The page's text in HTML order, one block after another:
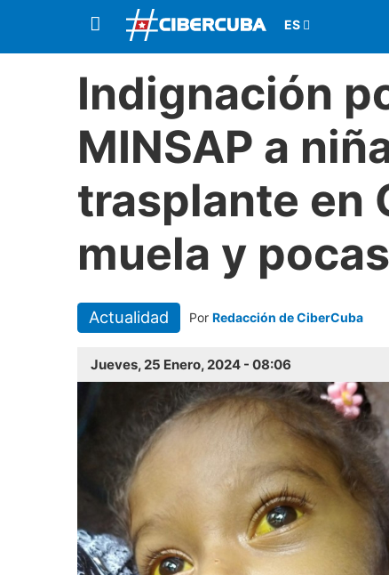
Indignación
MINSAP a
trasplante en
muela y
Actualidad Por Redacción de CiberCuba
Jueves, 25 Enero, 2024 - 08:06